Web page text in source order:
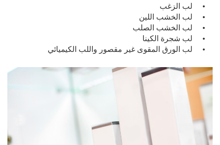
لب الزغب •
لب الخشب اللين •
لب الخشب الصلب •
لب شجرة الكينا •
لب الورق المقوى غير مقصور واللب الكيميائي •